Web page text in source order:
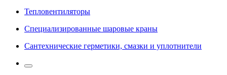
Тепловентиляторы
Специализированные шаровые краны
Сантехнические герметики, смазки и уплотнители